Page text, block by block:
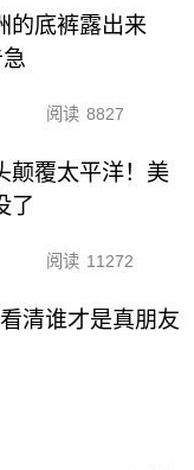
的底裤露出来
阅读 8827
颠覆太平洋！美
了
阅读 11272
清谁才是真朋友